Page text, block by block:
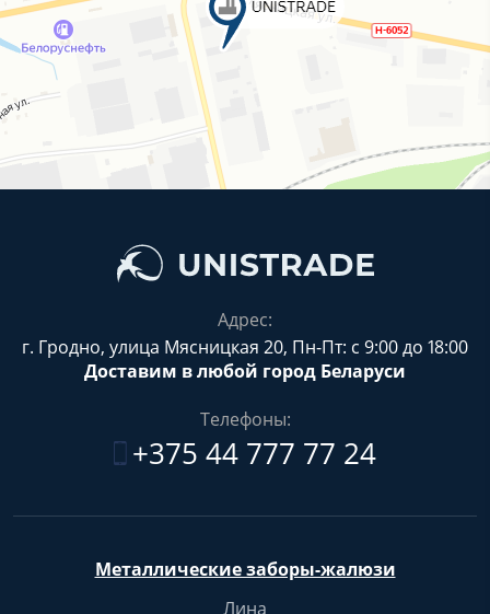
Адрес:
г. Гродно, улица Мясницкая 20, Пн-Пт: с 9:00 до 18:00
Доставим в любой город Беларуси
Телефоны:
+375 44 777 77 24
Металлические заборы-жалюзи
Лина